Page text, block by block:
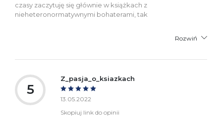
czasy zaczytuję się głównie w książkach z
nieheteronormatywnymi bohaterami, tak
Rozwiń
5
Z_pasja_o_ksiazkach
13.05.2022
Skopiuj link do opinii